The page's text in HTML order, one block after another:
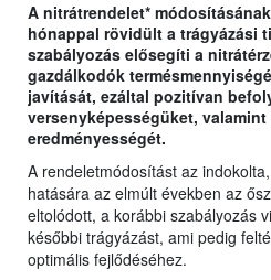
A nitrátrendelet*
hónappal rövidült a trágyázási
szabályozás elősegíti a
gazdálkodók
javítását, ezáltal pozitívan
versenyképességüket,
eredményességét.
A rendeletmódosítást az
hatására az elmúlt években az
eltolódott, a korábbi szabályozás
későbbi trágyázást, ami pedig
optimális fejlődéséhez.